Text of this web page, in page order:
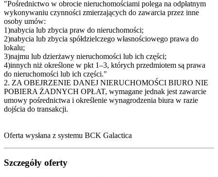
"Pośrednictwo w obrocie nieruchomościami polega na odpłatnym
wykonywaniu czynności zmierzających do zawarcia przez inne
osoby umów:
1)nabycia lub zbycia praw do nieruchomości;
2)nabycia lub zbycia spółdzielczego własnościowego prawa do
lokalu;
3)najmu lub dzierżawy nieruchomości lub ich części;
4)innych niż określone w pkt 1–3, których przedmiotem są prawa
do nieruchomości lub ich części."
2. ZA OBEJRZENIE DANEJ NIERUCHOMOŚCI BIURO NIE
POBIERA ŻADNYCH OPŁAT, wymagane jednak jest zawarcie
umowy pośrednictwa i określenie wynagrodzenia biura w razie
dojścia do transakcji.
Oferta wysłana z systemu BCK Galactica
Szczegóły oferty